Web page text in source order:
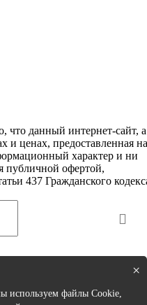
данный интернет-сайт, а
и ценах, предоставленная на
характер и ни
публичной офертой,
437 Гражданского
×
используем файлы Cookie,